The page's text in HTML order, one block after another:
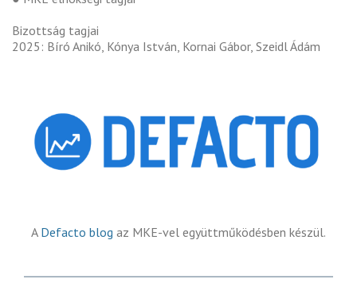
Bizottság tagjai
2025: Bíró Anikó, Kónya István, Kornai Gábor, Szeidl Ádám
A Defacto blog az MKE-vel együttműködésben készül.